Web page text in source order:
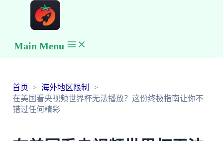
Main Menu
首页
海外地区限制
在美国看央视频世界杯无法播放？这份终极指南让你不
错过任何精彩